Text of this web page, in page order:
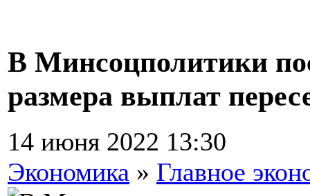
В Минсоцполитики
размера выплат
14 июня 2022 13:30
Экономика » Главное